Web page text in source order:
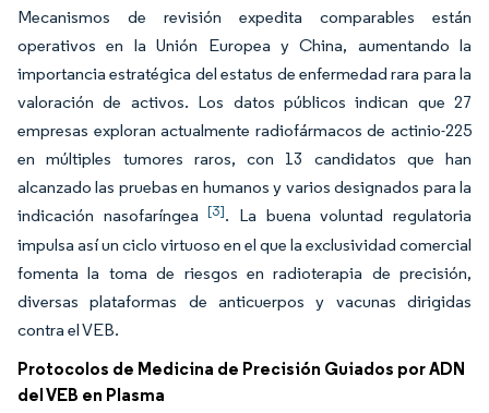
Mecanismos de revisión expedita comparables están
operativos en la Unión Europea y China, aumentando la
importancia estratégica del estatus de enfermedad rara para la
valoración de activos. Los datos públicos indican que 27
empresas exploran actualmente radiofármacos de actinio-225
en múltiples tumores raros, con 13 candidatos que han
alcanzado las pruebas en humanos y varios designados para la
indicación nasofaríngea[3]. La buena voluntad regulatoria
impulsa así un ciclo virtuoso en el que la exclusividad comercial
fomenta la toma de riesgos en radioterapia de precisión,
diversas plataformas de anticuerpos y vacunas dirigidas
contra el VEB.
Protocolos de Medicina de Precisión Guiados por ADN
del VEB en Plasma